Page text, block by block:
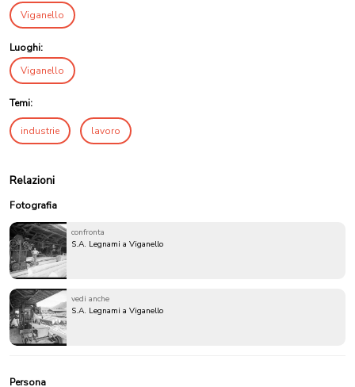
Viganello
Luoghi:
Viganello
Temi:
industrie lavoro
Relazioni
Fotografia
confronta
S.A. Legnami a Viganello
vedi anche
S.A. Legnami a Viganello
Persona